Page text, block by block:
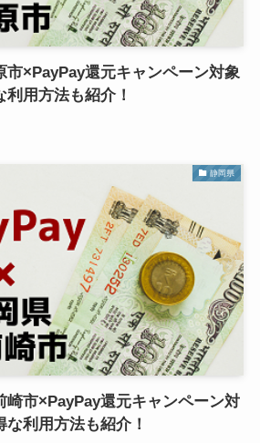
市×PayPay還元キャンペーン対象
用方法も紹介！
静岡県
崎市×PayPay還元キャンペーン対
利用方法も紹介！